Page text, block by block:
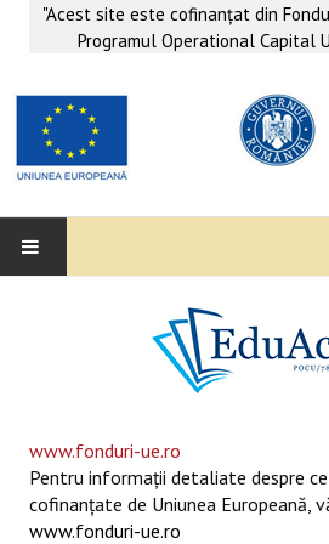
"Acest site este cofinanţat din
Programul Operational Capital
SUPORT EDUCAȚIONAL
SERVICII PSIHO-SOCIALE
www.fonduri-ue.ro
Pentru informaţii detaliate despre
cofinanţate de Uniunea Europeană,
www.fonduri-ue.ro